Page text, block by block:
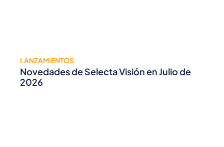
LANZAMIENTOS
Novedades de Selecta Visión en Julio de
2026